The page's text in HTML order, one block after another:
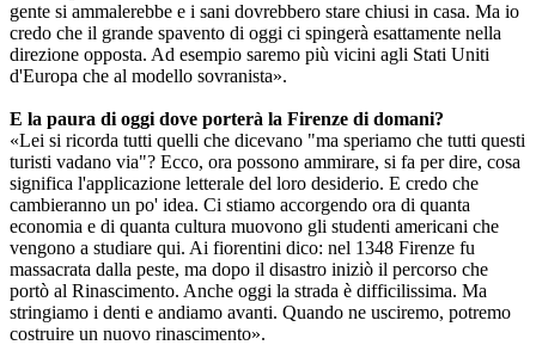
gente si ammalerebbe e i sani dovrebbero stare chiusi in casa. Ma io
credo che il grande spavento di oggi ci spingerà esattamente nella
direzione opposta. Ad esempio saremo più vicini agli Stati Uniti
d'Europa che al modello sovranista».
E la paura di oggi dove porterà la Firenze di domani?
«Lei si ricorda tutti quelli che dicevano "ma speriamo che tutti questi
turisti vadano via"? Ecco, ora possono ammirare, si fa per dire, cosa
significa l'applicazione letterale del loro desiderio. E credo che
cambieranno un po' idea. Ci stiamo accorgendo ora di quanta
economia e di quanta cultura muovono gli studenti americani che
vengono a studiare qui. Ai fiorentini dico: nel 1348 Firenze fu
massacrata dalla peste, ma dopo il disastro iniziò il percorso che
portò al Rinascimento. Anche oggi la strada è difficilissima. Ma
stringiamo i denti e andiamo avanti. Quando ne usciremo, potremo
costruire un nuovo rinascimento».